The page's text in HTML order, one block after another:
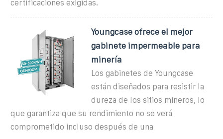
certificaciones exigidas.
Youngcase ofrece el mejor
gabinete impermeable para
minería
Los gabinetes de Youngcase
están diseñados para resistir la
dureza de los sitios mineros, lo
que garantiza que su rendimiento no se verá
comprometido incluso después de una